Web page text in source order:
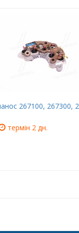
267100, 267300,
термін 2 дн.